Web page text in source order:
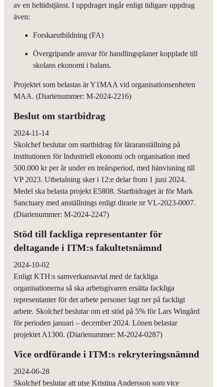
av en heltidstjänst. I uppdraget ingår enligt tidigare uppdrag
även:
Forskarutbildning (FA)
Övergripande ansvar för handlingsplaner kopplade till
skolans ekonomi i balans.
Projektet som belastas är Y1MAA vid organisationsenheten
MAA. (Diarienummer: M-2024-2216)
Beslut om startbidrag
2024-11-14
Skolchef beslutar om startbidrag för läraranställning på
institutionen för Industriell ekonomi och organisation med
500.000 kr per år under en treårsperiod, med hänvisning till
VP 2023. Utbetalning sker i 12:e delar from 1 juni 2024.
Medel ska belasta projekt E5808. Startbidraget är för Mark
Sanctuary med anställnings enligt dirarie nr VL-2023-0007.
(Diarienummer: M-2024-2247)
Stöd till fackliga representanter för
deltagande i ITM:s fakultetsnämnd
2024-10-02
Enligt KTH:s samverkansavtal med de fackliga
organisationerna så ska arbetsgivaren ersätta fackliga
representanter för det arbete personer lagt ner på fackligt
arbete. Skolchef beslutar om ett stöd på 5% för Lars Wingård
för perioden januari – december 2024. Lönen belastar
projektet A1300. (Diarienummer: M-2024-0287)
Vice ordförande i ITM:s rekryteringsnämnd
2024-06-28
Skolchef beslutar att utse Kristina Andersson som vice